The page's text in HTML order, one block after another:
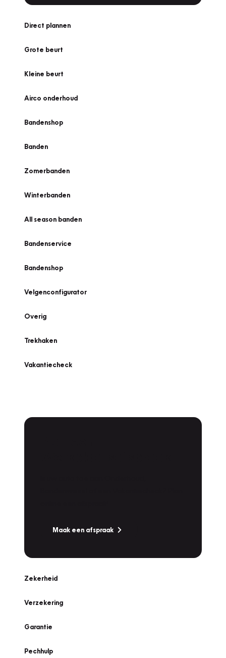
Direct plannen
Grote beurt
Kleine beurt
Airco onderhoud
Bandenshop
Banden
Zomerbanden
Winterbanden
All season banden
Bandenservice
Bandenshop
Velgenconfigurator
Overig
Trekhaken
Vakantiecheck
Maak een afspraak
Zekerheid
Verzekering
Garantie
Pechhulp